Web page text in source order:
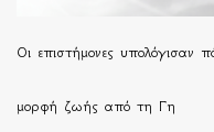
Οι επιστήμονες υπολόγισαν
μορφή ζωής από τη Γη